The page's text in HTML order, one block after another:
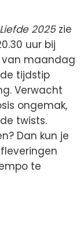
2025zie
uur bij
van maandag
tijdstip
Verwacht
ongemak,
twists.
Dan kun je
te